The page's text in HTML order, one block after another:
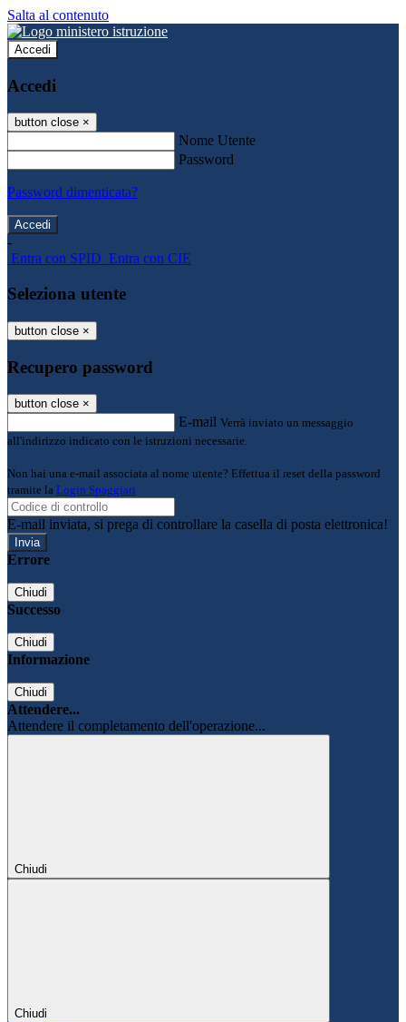
Salta al contenuto
Accedi
Accedi
button close ×
Nome Utente
Password
Password dimenticata?
-
Entra con SPID Entra con CIE
Seleziona utente
button close ×
Recupero password
button close ×
E-mail Verrà inviato un messaggio
all'indirizzo indicato con le istruzioni necessarie.
Non hai una e-mail associata al nome utente? Effettua il reset della password
tramite la Login Spaggiari
E-mail inviata, si prega di controllare la casella di posta elettronica!
Errore
Chiudi
Successo
Chiudi
Informazione
Chiudi
Attendere...
Attendere il completamento dell'operazione...
Chiudi
Chiudi